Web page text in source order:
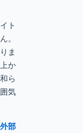
ト
。
ま
か
ら
気
外部